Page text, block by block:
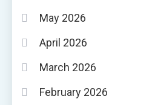
May 2026
April 2026
March 2026
February 2026